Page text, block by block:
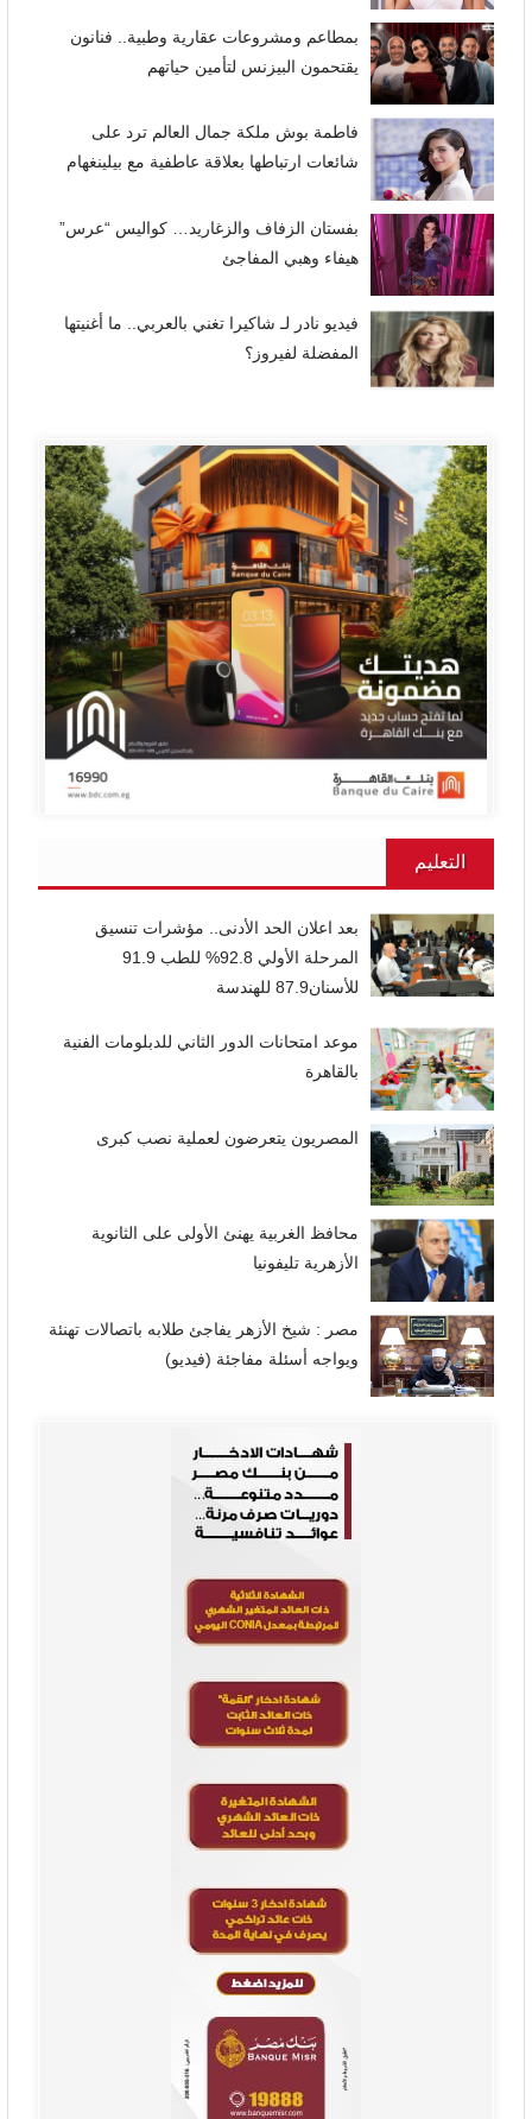
بمطاعم ومشروعات عقارية وطبية.. فنانون
يقتحمون البيزنس لتأمين حياتهم
فاطمة بوش ملكة جمال العالم ترد على
شائعات ارتباطها بعلاقة عاطفية مع بيلينغهام
بفستان الزفاف والزغاريد… كواليس “عرس”
هيفاء وهبي المفاجئ
فيديو نادر لـ شاكيرا تغني بالعربي.. ما أغنيتها
المفضلة لفيروز؟
التعليم
بعد اعلان الحد الأدنى.. مؤشرات تنسيق
المرحلة الأولي 92.8% للطب 91.9
للأسنان87.9 للهندسة
موعد امتحانات الدور الثاني للدبلومات الفنية
بالقاهرة
المصريون يتعرضون لعملية نصب كبرى
محافظ الغربية يهنئ الأولى على الثانوية
الأزهرية تليفونيا
مصر : شيخ الأزهر يفاجئ طلابه باتصالات تهنئة
ويواجه أسئلة مفاجئة (فيديو)